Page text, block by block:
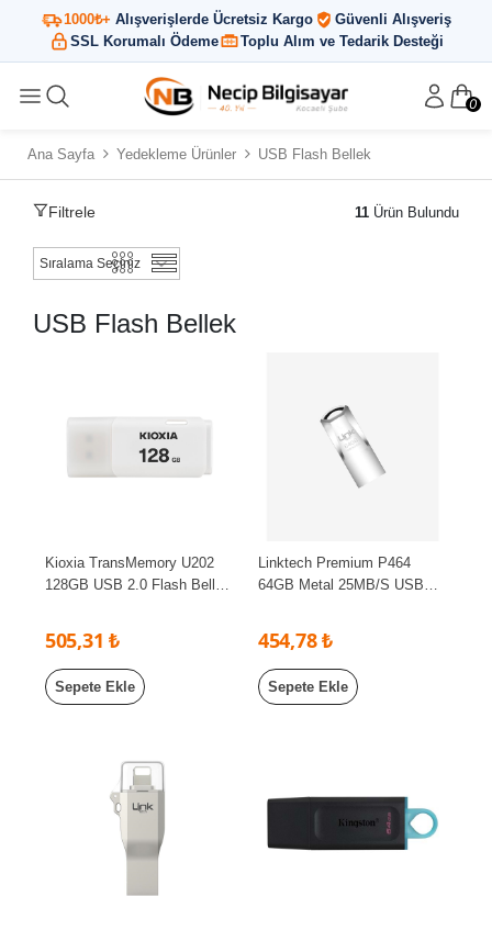
1000₺+ Alışverişlerde Ücretsiz Kargo
Güvenli Alışveriş
SSL Korumalı Ödeme
Toplu Alım ve Tedarik Desteği
0
Ana Sayfa Yedekleme Ürünler USB Flash Bellek
Filtrele 11 Ürün Bulundu
USB Flash Bellek
Kioxia TransMemory U202
128GB USB 2.0 Flash Bellek
505,31 ₺
Sepete Ekle
Linktech Premium P464
64GB Metal 25MB/S USB
454,78 ₺
Sepete Ekle